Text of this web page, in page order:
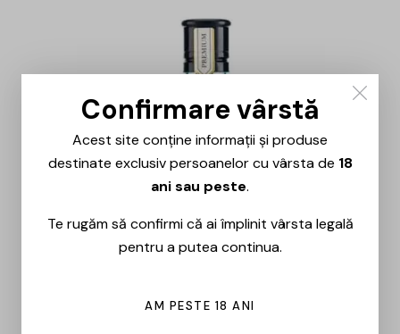
Confirmare vârstă
Acest site conține informații și produse
destinate exclusiv persoanelor cu vârsta de 18
ani sau peste.
Te rugăm să confirmi că ai împlinit vârsta legală
pentru a putea continua.
AM PESTE 18 ANI